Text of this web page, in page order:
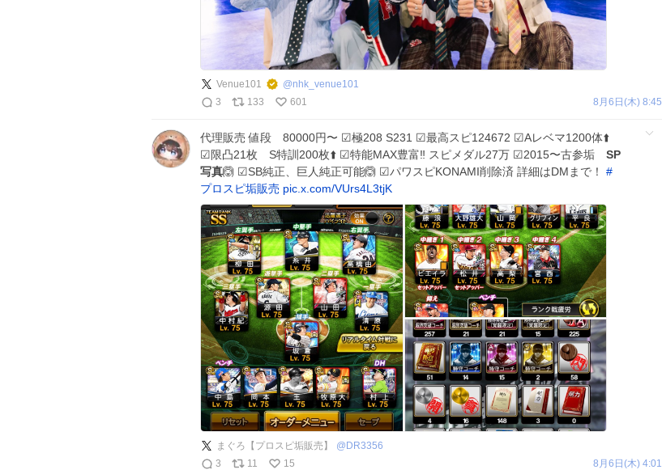
Venue101 @nhk_venue101
3
133 601 8月6日(木) 8:45
代理販売 値段 80000円〜 ☑︎極208 S231 ☑︎最高スピ124672 ☑︎Aレベマ1200体⬆️
☑︎限凸21枚 S特訓200枚⬆️ ☑︎特能MAX豊富‼️ スピメダル27万 ☑︎2015〜古参垢 SP
写真🙆 ☑︎SB純正、巨人純正可能🙆 ☑︎パワスピKONAMI削除済 詳細はDMまで！ #
プロスピ垢販売 pic.x.com/VUrs4L3tjK
まぐろ【プロスピ垢販売】 @ DR3356
3
11 15 8月6日(木) 4:01